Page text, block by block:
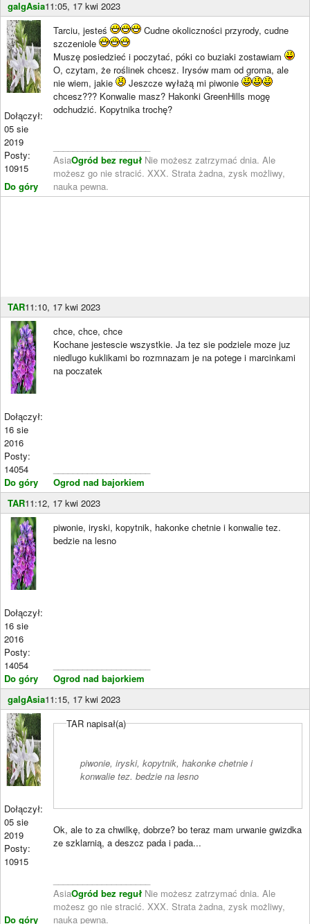
galgAsia11:05, 17 kwi 2023
Dołączył:
05 sie
2019
Posty:
10915
Do góry
Tarciu, jesteś
Cudne okoliczności przyrody, cudne
szczeniole
Muszę posiedzieć i poczytać, póki co buziaki zostawiam
O, czytam, że roślinek chcesz. Irysów mam od groma, ale
nie wiem, jakie
Jeszcze wyłażą mi piwonie
chcesz??? Konwalie masz? Hakonki GreenHills mogę
odchudzić. Kopytnika trochę?
AsiaOgród bez reguł Nie możesz zatrzymać dnia. Ale
możesz go nie stracić. XXX. Strata żadna, zysk możliwy,
nauka pewna.
TAR11:10, 17 kwi 2023
Dołączył:
16 sie
2016
Posty:
14054
Do góry
chce, chce, chce
Kochane jestescie wszystkie. Ja tez sie podziele moze juz
niedlugo kuklikami bo rozmnazam je na potege i marcinkami
na poczatek
Ogrod nad bajorkiem
TAR11:12, 17 kwi 2023
Dołączył:
16 sie
2016
Posty:
14054
Do góry
piwonie, iryski, kopytnik, hakonke chetnie i konwalie tez.
bedzie na lesno
Ogrod nad bajorkiem
galgAsia11:15, 17 kwi 2023
Dołączył:
05 sie
2019
Posty:
10915
Do góry
TAR napisał(a)
piwonie, iryski, kopytnik, hakonke chetnie i
konwalie tez. bedzie na lesno
Ok, ale to za chwilkę, dobrze? bo teraz mam urwanie gwizdka
ze szklarnią, a deszcz pada i pada...
AsiaOgród bez reguł Nie możesz zatrzymać dnia. Ale
możesz go nie stracić. XXX. Strata żadna, zysk możliwy,
nauka pewna.